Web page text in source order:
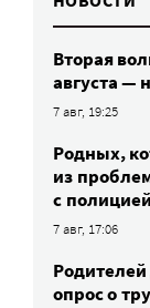
Вторая
августа —
7 авг, 19:25
Родных,
из
с полицией
7 авг, 17:06
опрос о